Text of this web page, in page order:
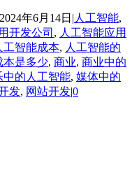
2024年6月14日 | 人工智能,
开发公司 , 人工智能应用
工智能成本, 人工智能的
本是多少, 商业, 商业中的
中的人工智能, 媒体中的
发, 网站开发|0